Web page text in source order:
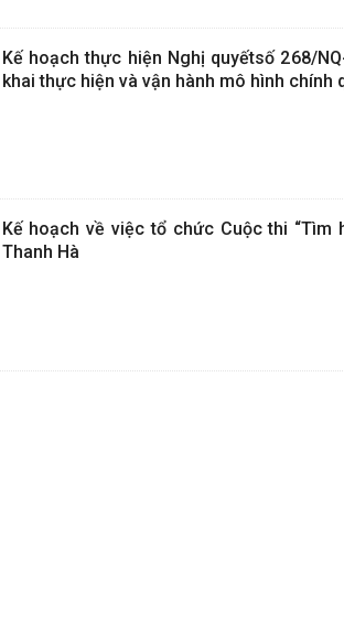
Kế hoạch thực hiện Nghị quyếtsố 268/
khai thực hiện và vận hành mô hình chính
Kế hoạch về việc tổ chức Cuộc thi “Tìm
Thanh Hà